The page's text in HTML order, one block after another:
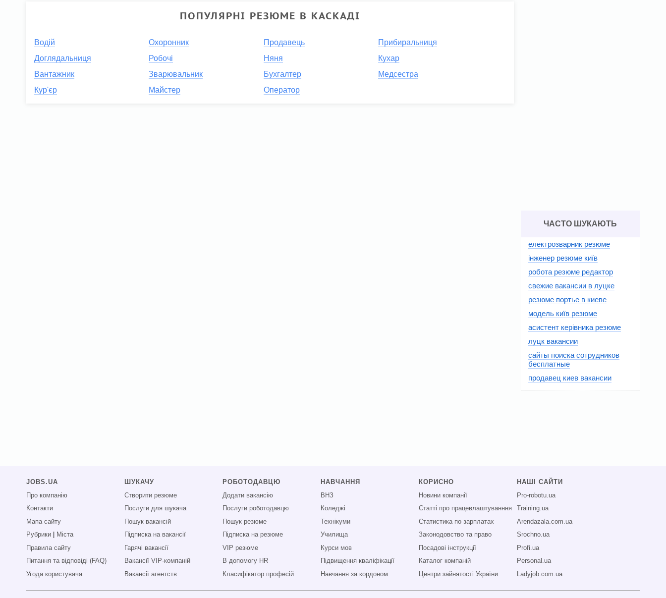
ПОПУЛЯРНІ РЕЗЮМЕ В КАСКАДІ
Водій Охоронник Продавець
Прибиральниця
Доглядальниця
Робочі Няня
Кухар
Вантажник
Зварювальник Бухгалтер
Медсестра
Кур'єр
Майстер Оператор
ЧАСТО ШУКАЮТЬ
електрозварник резюме
інженер резюме київ
робота резюме редактор
свежие вакансии в луцке
резюме портье в киеве
модель київ резюме
асистент керівника резюме
луцк вакансии
сайты поиска сотрудников
бесплатные
продавец киев вакансии
JOBS.UA
Про компанію
Контакти
Мапа сайту
Рубрики
Міста
Правила сайту
Питання та відповіді (FAQ)
Угода користувача
ШУКАЧУ
Створити резюме
Послуги для шукача
Пошук вакансій
Підписка на вакансії
Гарячі вакансії
Вакансії VIP-компаній
Вакансії агентств
РОБОТОДАВЦЮ
Додати вакансію
Послуги роботодавцю
Пошук резюме
Підписка на резюме
VIP резюме
В допомогу HR
Класифікатор професій
НАВЧАННЯ
ВНЗ
Коледжі
Технікуми
Училища
Курси мов
Підвищення кваліфікації
Навчання за кордоном
КОРИСНО
Новини компанії
Статті про працевлаштуванння
Статистика по зарплатах
Законодовство та право
Посадові інструкції
Каталог компаній
Центри зайнятості України
НАШІ САЙТИ
Pro-robotu.ua
Training.ua
Arendazala.com.ua
Srochno.ua
Profi.ua
Personal.ua
Ladyjob.com.ua